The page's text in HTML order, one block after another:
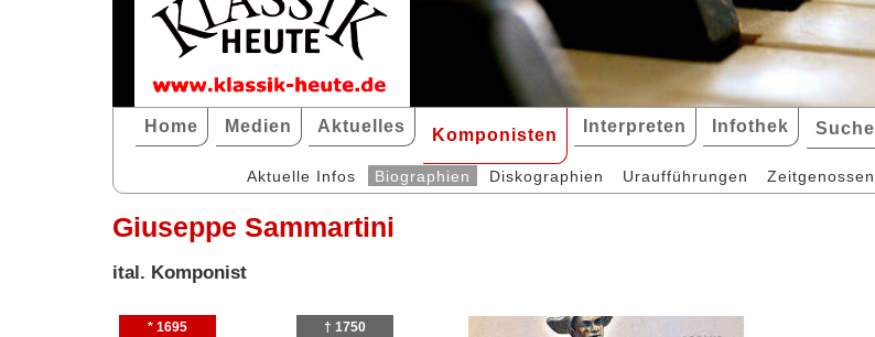
Home Medien Aktuelles Komponisten Interpreten Infothek Suche
Aktuelle Infos Biographien Diskographien Uraufführungen Zeitgenossen
Giuseppe Sammartini
ital. Komponist
* 1695 † 1750